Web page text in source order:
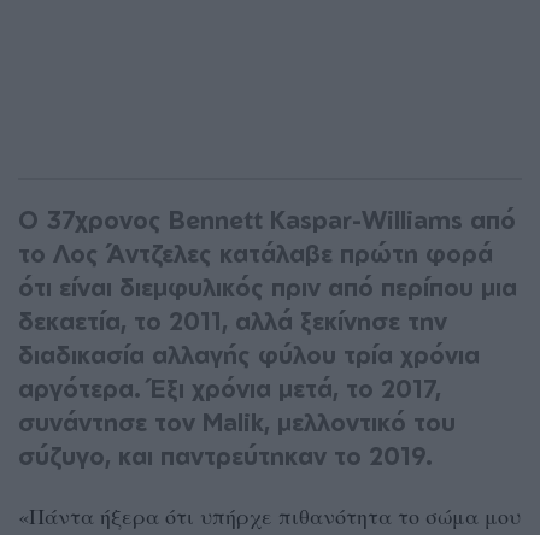
Ο 37χρονος Bennett Kaspar-Williams από
το Λος Άντζελες κατάλαβε πρώτη φορά
ότι είναι διεμφυλικός πριν από περίπου μια
δεκαετία, το 2011, αλλά ξεκίνησε την
διαδικασία αλλαγής φύλου τρία χρόνια
αργότερα. Έξι χρόνια μετά, το 2017,
συνάντησε τον Malik, μελλοντικό του
σύζυγο, και παντρεύτηκαν το 2019.
«Πάντα ήξερα ότι υπήρχε πιθανότητα το σώμα μου